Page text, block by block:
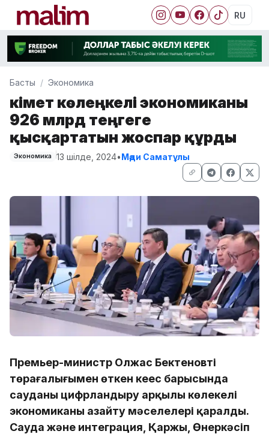
RU
Басты Экономика
Үкімет көлеңкелі экономиканы
926 млрд теңгеге
қысқартатын жоспар құрды
Экономика 13 шілде, 2024•Мәди Саматұлы
Премьер-министр Олжас Бектеновтің
төрағалығымен өткен кеңес барысында
сауданы цифрландыру арқылы көлеңкелі
экономиканы азайту мәселелері қаралды.
Сауда және интеграция, Қаржы, Өнеркәсіп